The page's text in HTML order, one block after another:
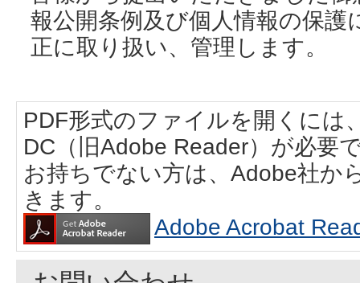
報公開条例及び個人情報の保
正に取り扱い、管理します。
PDF形式のファイルを開くには
DC（旧Adobe Reader）が必要
お持ちでない方は、Adobe社か
きます。
Adobe Acrobat